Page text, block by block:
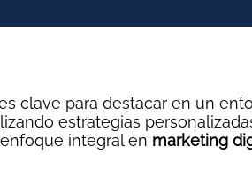
clave para destacar en un
estrategias
integral en marketing